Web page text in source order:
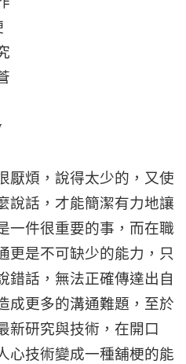
厭煩，說得太少的，又使
說話，才能簡潔有力地讓
一件很重要的事，而在職
更是不可缺少的能力，只
錯話，無法正確傳達出自
成更多的溝通難題，至於
新研究與技術，在開口
心技術變成一種舖梗的能